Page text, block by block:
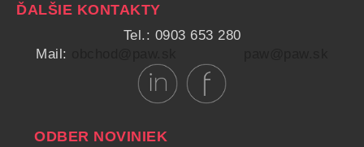
ĎALŠIE KONTAKTY
Tel.: 0903 653 280
Mail:
ODBER NOVINIEK